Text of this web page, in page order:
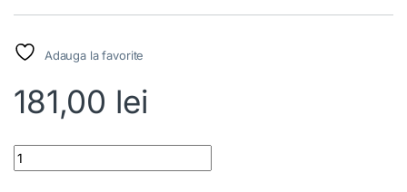
Adauga la favorite
181,00 lei
Centura (corset) susținere spate Kedley quantity